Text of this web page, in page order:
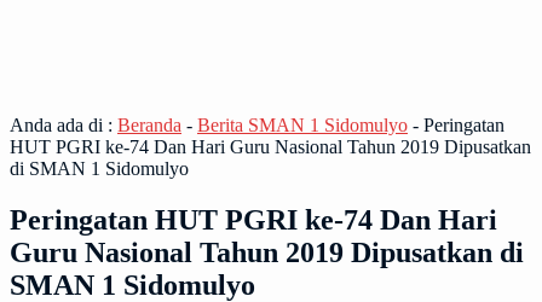
Anda ada di : Beranda - Berita SMAN 1 Sidomulyo - Peringatan
HUT PGRI ke-74 Dan Hari Guru Nasional Tahun 2019 Dipusatkan
di SMAN 1 Sidomulyo
Peringatan HUT PGRI ke-74 Dan Hari
Guru Nasional Tahun 2019 Dipusatkan di
SMAN 1 Sidomulyo